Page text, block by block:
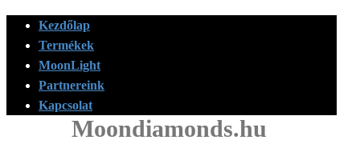
Kezdőlap
Termékek
MoonLight
Partnereink
Kapcsolat
Moondiamonds.hu